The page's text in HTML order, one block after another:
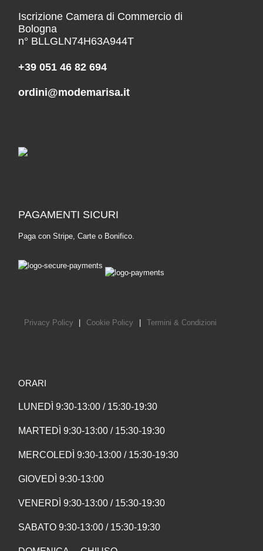
Iscrizione Camera di Commercio di
Bologna
n° BLLGLN74H63A944T
+39 051 46 82 694
ordini@modemarisa.it
PAGAMENTI SICURI
Paga con Stripe, Carte o Bonifico.
Privacy Policy Cookie Policy Termini & Condizioni
ORARI
LUNEDÌ 9:30-13:00 / 15:30-19:30
MARTEDÌ 9:30-13:00 / 15:30-19:30
MERCOLEDÌ 9:30-13:00 / 15:30-19:30
GIOVEDÌ 9:30-13:00
VENERDÌ 9:30-13:00 / 15:30-19:30
SABATO 9:30-13:00 / 15:30-19:30